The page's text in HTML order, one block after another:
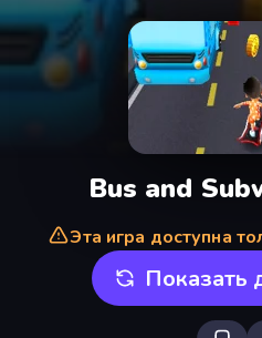
Bus and
Эта игра доступна
Показать